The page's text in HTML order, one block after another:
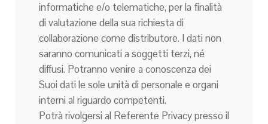
informatiche e/o telematiche, per la finalità
di valutazione della sua richiesta di
collaborazione come distributore. I dati non
saranno comunicati a soggetti terzi, né
diffusi. Potranno venire a conoscenza dei
Suoi dati le sole unità di personale e organi
interni al riguardo competenti.
Potrà rivolgersi al Referente Privacy presso il